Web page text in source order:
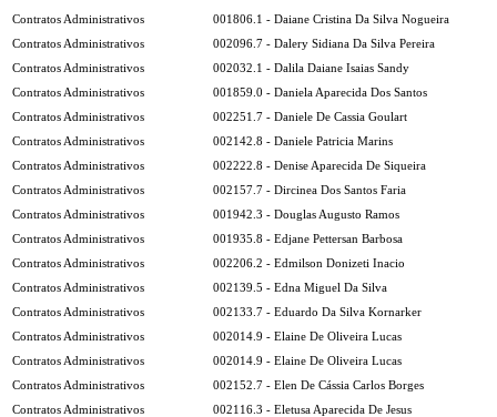
Contratos Administrativos
001806.1 - Daiane Cristina Da Silva Nogueira
Contratos Administrativos
002096.7 - Dalery Sidiana Da Silva Pereira
Contratos Administrativos
002032.1 - Dalila Daiane Isaias Sandy
Contratos Administrativos
001859.0 - Daniela Aparecida Dos Santos
Contratos Administrativos
002251.7 - Daniele De Cassia Goulart
Contratos Administrativos
002142.8 - Daniele Patricia Marins
Contratos Administrativos
002222.8 - Denise Aparecida De Siqueira
Contratos Administrativos
002157.7 - Dircinea Dos Santos Faria
Contratos Administrativos
001942.3 - Douglas Augusto Ramos
Contratos Administrativos
001935.8 - Edjane Pettersan Barbosa
Contratos Administrativos
002206.2 - Edmilson Donizeti Inacio
Contratos Administrativos
002139.5 - Edna Miguel Da Silva
Contratos Administrativos
002133.7 - Eduardo Da Silva Kornarker
Contratos Administrativos
002014.9 - Elaine De Oliveira Lucas
Contratos Administrativos
002014.9 - Elaine De Oliveira Lucas
Contratos Administrativos
002152.7 - Elen De Cássia Carlos Borges
Contratos Administrativos
002116.3 - Eletusa Aparecida De Jesus